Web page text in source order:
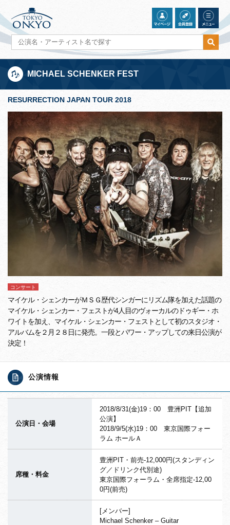
MICHAEL SCHENKER FEST
RESURRECTION JAPAN TOUR 2018
コンサート
マイケル・シェンカーがＭＳＧ歴代シンガーにリズム隊を加えた話題の
マイケル・シェンカー・フェストが4人目のヴォーカルのドゥギー・ホ
ワイトを加え、マイケル・シェンカー・フェストとして初のスタジオ・
アルバムを２月２８日に発売。一段とパワー・アップしての来日公演が
決定！
公演情報
公演日・会場
2018/8/31(金)19：00 豊洲PIT【追加
公演】
2018/9/5(水)19：00 東京国際フォー
ラム ホールＡ
席種・料金
豊洲PIT・前売-12,000円(スタンディン
グ／ドリンク代別途)
東京国際フォーラム・全席指定-12,00
0円(前売)
[メンバー]
Michael Schenker – Guitar